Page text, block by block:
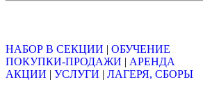
НАБОР В СЕКЦИИ | ОБУЧЕНИЕ
ПОКУПКИ-ПРОДАЖИ | АРЕНДА
АКЦИИ | УСЛУГИ | ЛАГЕРЯ, СБОРЫ